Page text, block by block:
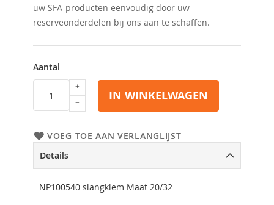
uw SFA-producten eenvoudig door uw
reserveonderdelen bij ons aan te schaffen.
Aantal
IN WINKELWAGEN
VOEG TOE AAN VERLANGLIJST
Details
NP100540 slangklem Maat 20/32